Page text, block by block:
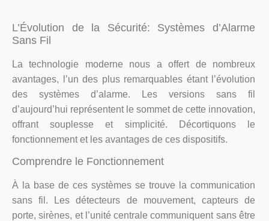
L’Évolution de la Sécurité: Systèmes d’Alarme
Sans Fil
La technologie moderne nous a offert de nombreux
avantages, l’un des plus remarquables étant l’évolution
des systèmes d’alarme. Les versions sans fil
d’aujourd’hui représentent le sommet de cette innovation,
offrant souplesse et simplicité. Décortiquons le
fonctionnement et les avantages de ces dispositifs.
Comprendre le Fonctionnement
À la base de ces systèmes se trouve la communication
sans fil. Les détecteurs de mouvement, capteurs de
porte, sirènes, et l’unité centrale communiquent sans être